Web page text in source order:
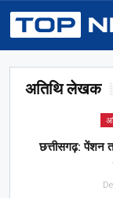
अतिथि लेखक
छत्तीसगढ़: पेंशन